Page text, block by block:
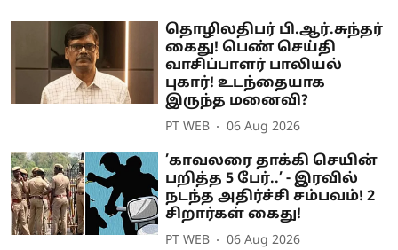
தொழிலதிபர் பி.ஆர்.சுந்தர்
கைது! பெண் செய்தி
வாசிப்பாளர் பாலியல்
புகார்! உடந்தையாக
இருந்த மனைவி?
PT WEB 06 Aug 2026
’காவலரை தாக்கி செயின்
பறித்த 5 பேர்..’ - இரவில்
நடந்த அதிர்ச்சி சம்பவம்! 2
சிறார்கள் கைது!
PT WEB 06 Aug 2026